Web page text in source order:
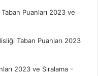
Puanları 2023 ve
Taban Puanları 2023
2023 ve Sıralama -